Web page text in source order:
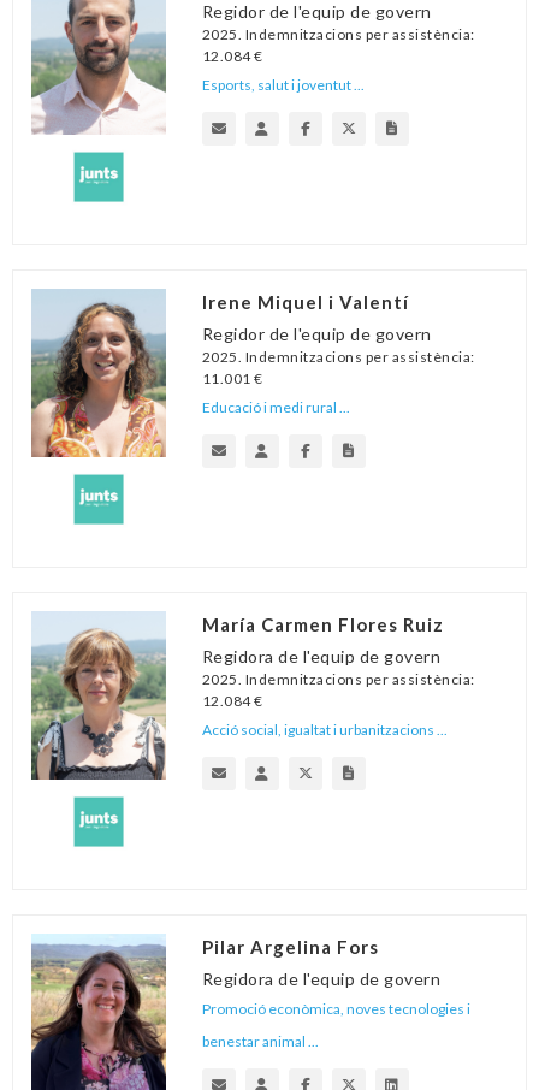
Regidor de l'equip de govern
2025. Indemnitzacions per assistència:
12.084 €
Esports, salut i joventut ...
Irene Miquel i Valentí
Regidor de l'equip de govern
2025. Indemnitzacions per assistència:
11.001 €
Educació i medi rural ...
María Carmen Flores Ruiz
Regidora de l'equip de govern
2025. Indemnitzacions per assistència:
12.084 €
Acció social, igualtat i urbanitzacions ...
Pilar Argelina Fors
Regidora de l'equip de govern
Promoció econòmica, noves tecnologies i
benestar animal ...